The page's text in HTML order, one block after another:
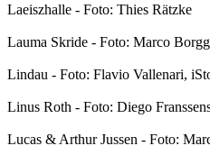
Laeiszhalle - Foto: Thies Rätzke
Lauma Skride - Foto: Marco
Lindau - Foto: Flavio Vallenari,
Linus Roth - Foto: Diego
Lucas & Arthur Jussen - Foto: